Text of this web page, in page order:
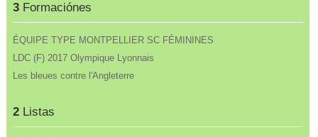
3 Formaciónes
ÉQUIPE TYPE MONTPELLIER SC FÉMININES
LDC (F) 2017 Olympique Lyonnais
Les bleues contre l'Angleterre
2 Listas